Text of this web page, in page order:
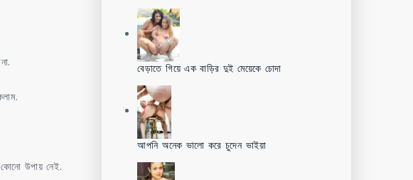
উপায় নেই.
বেড়াতে গিয়ে এক বাড়ির দুই মেয়েকে চোদা
আপনি অনেক ভালো করে চুদেন ভাইয়া